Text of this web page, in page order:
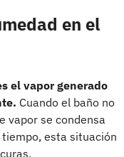
en el
el vapor generado
Cuando el baño no
vapor se condensa
esta situación